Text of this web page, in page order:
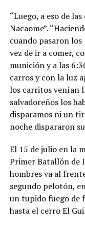
“Luego, a eso de
Nacaome”.
cuando pasaron
vez de ir a comer,
munición y a las
carros y con la luz
los carritos venían
salvadoreños los
disparamos ni un
noche dispararon
El 15 de julio en la
Primer Batallón de
hombres va al
segundo pelotón,
un tupido fuego de
hasta el cerro El